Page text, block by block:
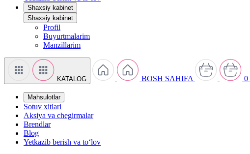
Shaxsiy kabinet
Shaxsiy kabinet
Profil
Buyurtmalarim
Manzillarim
KATALOG BOSH SAHIFA 0
Mahsulotlar
Sotuv xitlari
Aksiya va chegirmalar
Brendlar
Blog
Yetkazib berish va to‘lov